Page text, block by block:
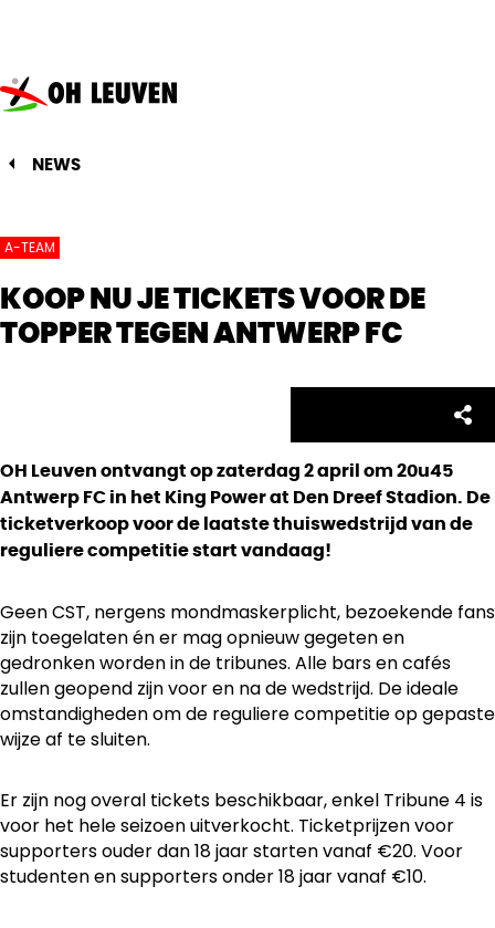
Oud-
Heverlee
Leuven
NEWS
A-TEAM
KOOP NU JE TICKETS VOOR DE
TOPPER TEGEN ANTWERP FC
OH Leuven ontvangt op zaterdag 2 april om 20u45
Antwerp FC in het King Power at Den Dreef Stadion. De
ticketverkoop voor de laatste thuiswedstrijd van de
reguliere competitie start vandaag!
Geen CST, nergens mondmaskerplicht, bezoekende fans
zijn toegelaten én er mag opnieuw gegeten en
gedronken worden in de tribunes. Alle bars en cafés
zullen geopend zijn voor en na de wedstrijd. De ideale
omstandigheden om de reguliere competitie op gepaste
wijze af te sluiten.
Er zijn nog overal tickets beschikbaar, enkel Tribune 4 is
voor het hele seizoen uitverkocht. Ticketprijzen voor
supporters ouder dan 18 jaar starten vanaf €20. Voor
studenten en supporters onder 18 jaar vanaf €10.